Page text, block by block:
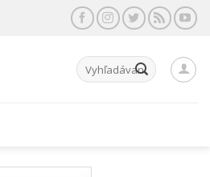
Hľadať: